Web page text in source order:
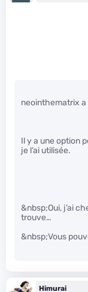
neointhematrix a
Il y a une option
je l’ai utilisée.
&nbsp;Oui, j’ai
trouve…
&nbsp;Vous
Himurai